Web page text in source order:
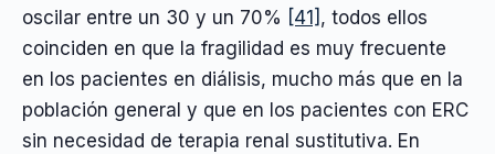
oscilar entre un 30 y un 70% [41] , todos ellos
coinciden en que la fragilidad es muy frecuente
en los pacientes en diálisis, mucho más que en la
población general y que en los pacientes con ERC
sin necesidad de terapia renal sustitutiva. En